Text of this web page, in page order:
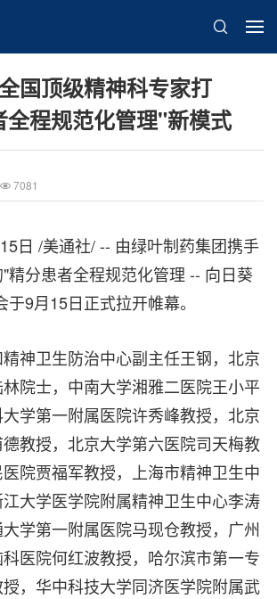
国顶级精神科专家打
程规范化管理"新模式
7081
日 /美通社/ -- 由绿叶制药集团携手
精分患者全程规范化管理 -- 向日葵
9月15日正式拉开帷幕。
神卫生防治中心副主任王钢，北京
院士，中南大学湘雅二医院王小平
学第一附属医院许秀峰教授，北京
教授，北京大学第六医院司天梅教
院贾福军教授，上海市精神卫生中
大学医学院附属精神卫生中心李涛
学第一附属医院马现仓教授，广州
医院何红波教授，哈尔滨市第一专
，华中科技大学同济医学院附属武